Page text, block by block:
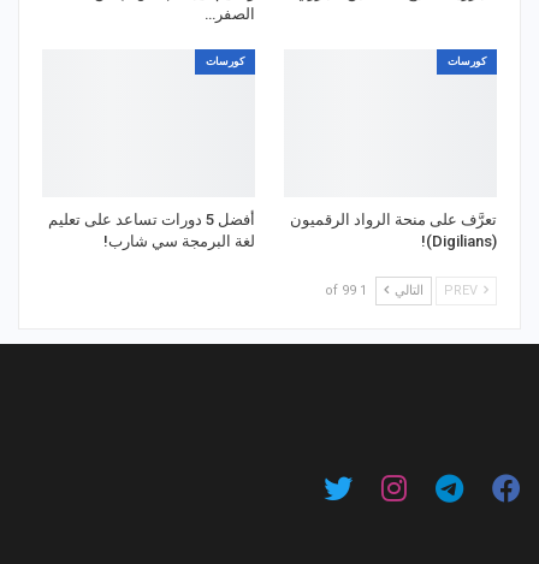
الصفر…
كورسات
تعرَّف على منحة الرواد الرقميون
(Digilians)!
كورسات
أفضل 5 دورات تساعد على تعليم
لغة البرمجة سي شارب!
التالي 1 of 99